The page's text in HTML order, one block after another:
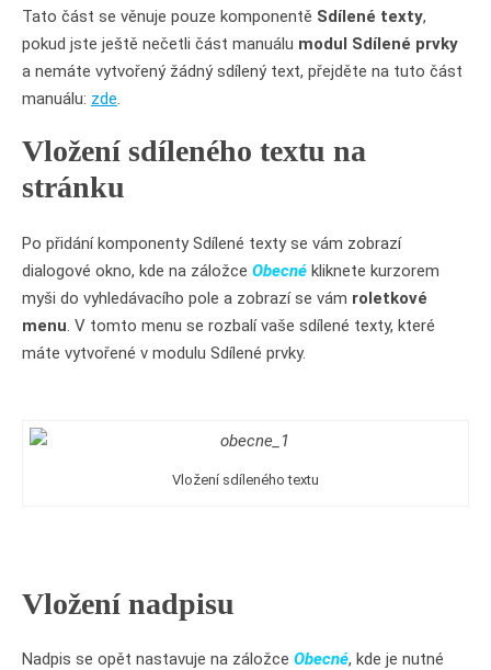
Tato část se věnuje pouze komponentě Sdílené texty,
pokud jste ještě nečetli část manuálu modul Sdílené prvky
a nemáte vytvořený žádný sdílený text, přejděte na tuto část
manuálu: zde.
Vložení sdíleného textu na
stránku
Po přidání komponenty Sdílené texty se vám zobrazí
dialogové okno, kde na záložce Obecné kliknete kurzorem
myši do vyhledávacího pole a zobrazí se vám roletkové
menu . V tomto menu se rozbalí vaše sdílené texty, které
máte vytvořené v modulu Sdílené prvky.
Vložení sdíleného textu
Vložení nadpisu
Nadpis se opět nastavuje na záložce Obecné, kde je nutné